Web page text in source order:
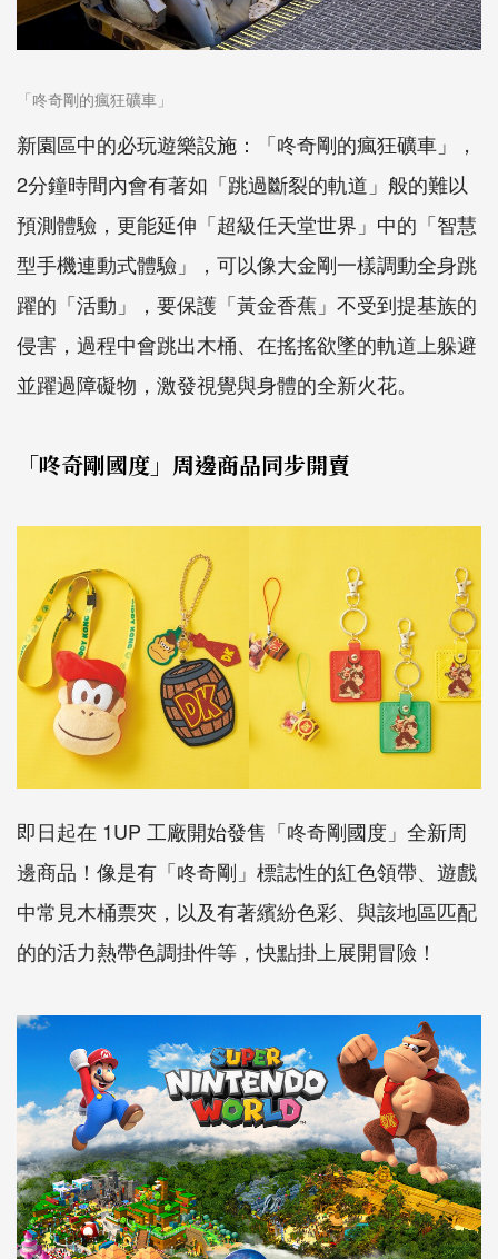
「咚奇剛的瘋狂礦車」
新園區中的必玩遊樂設施：「咚奇剛的瘋狂礦車」，
2分鐘時間內會有著如「跳過斷裂的軌道」般的難以
預測體驗，更能延伸「超級任天堂世界」中的「智慧
型手機連動式體驗」，可以像大金剛一樣調動全身跳
躍的「活動」，要保護「黃金香蕉」不受到提基族的
侵害，過程中會跳出木桶、在搖搖欲墜的軌道上躲避
並躍過障礙物，激發視覺與身體的全新火花。
「咚奇剛國度」周邊商品同步開賣
即日起在 1UP 工廠開始發售「咚奇剛國度」全新周
邊商品！像是有「咚奇剛」標誌性的紅色領帶、遊戲
中常見木桶票夾，以及有著繽紛色彩、與該地區匹配
的的活力熱帶色調掛件等，快點掛上展開冒險！